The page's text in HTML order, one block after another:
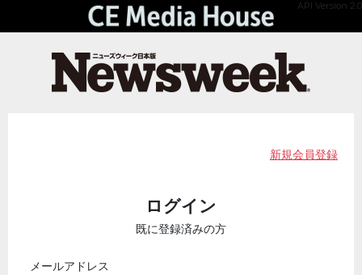
API Version 2.0
新規会員登録
ログイン
既に登録済みの方
メールアドレス